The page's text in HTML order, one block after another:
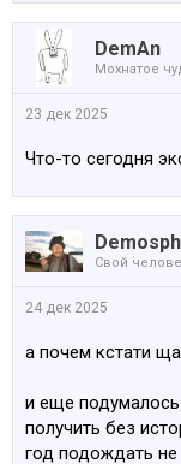
DemAn
Мохнатое
23 дек 2025
Что-то сегодня
Свой
24 дек 2025
а почем кстати
и еще
получить без
год подождать не